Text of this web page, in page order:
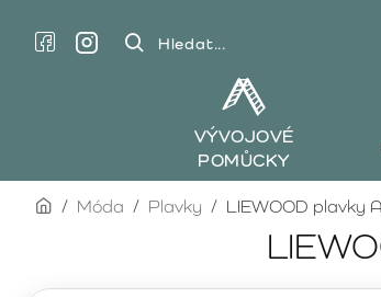
Hledat...
VÝVOJOVÉ
POMŮCKY
homeMóda Plavky LIEWOOD plavky